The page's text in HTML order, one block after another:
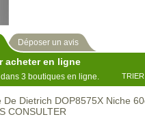
Déposer un avis
acheter en ligne
3 boutiques en ligne. TRIER
Dietrich DOP8575X Niche
CONSULTER